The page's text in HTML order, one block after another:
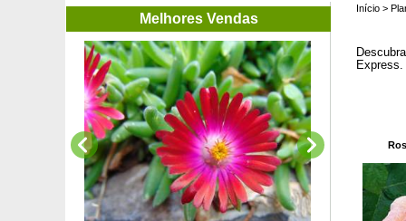
Melhores Vendas
Início >